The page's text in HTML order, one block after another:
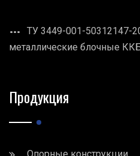
ТУ 3449-001-50312147-
металлические блочные
Продукция